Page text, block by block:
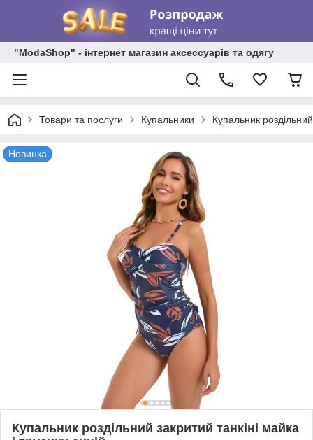
"ModaShop" - інтернет магазин аксессуарів та одягу
Товари та послуги Купальники Купальник
Новинка
Купальник роздільний закритий танкіні майка